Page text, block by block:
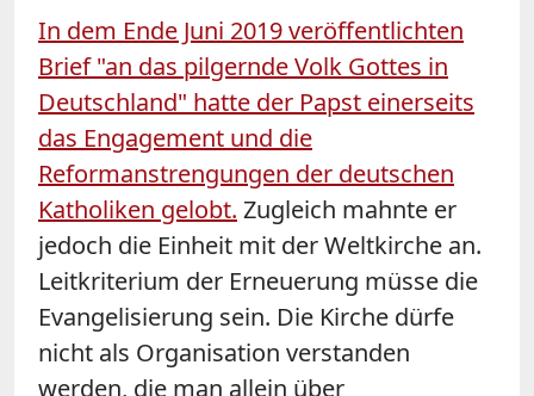
In dem Ende Juni 2019 veröffentlichten
Brief "an das pilgernde Volk Gottes in
Deutschland" hatte der Papst einerseits
das Engagement und die
Reformanstrengungen der deutschen
Katholiken gelobt. Zugleich mahnte er
jedoch die Einheit mit der Weltkirche an.
Leitkriterium der Erneuerung müsse die
Evangelisierung sein. Die Kirche dürfe
nicht als Organisation verstanden
werden, die man allein über